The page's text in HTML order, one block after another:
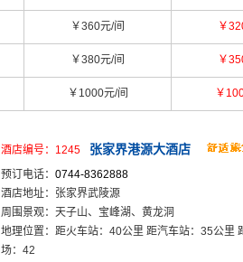
￥360元/间 ￥
￥380元/间 ￥
￥1000元/间 ￥
酒店编号：1245 张家界港源大酒店
预订电话： 0744-8362888
酒店地址：张家界武陵源
周围景观：天子山、宝峰湖、黄龙洞
地理位置：距火车站：40公里 距汽车站：35公里
场：42